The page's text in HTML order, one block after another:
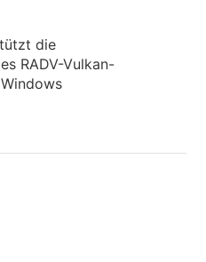
die
RADV-Vulkan-